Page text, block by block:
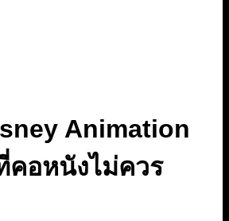
Animation
อหนังไม่ควร